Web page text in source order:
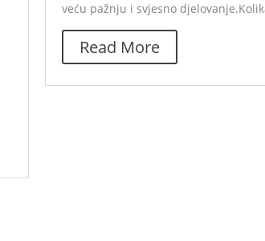
veću pažnju i svjesno
Read More